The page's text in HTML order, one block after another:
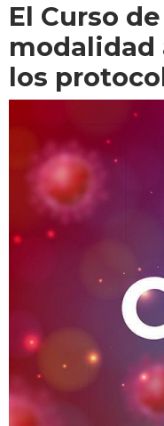
El Curso
modalidad
los